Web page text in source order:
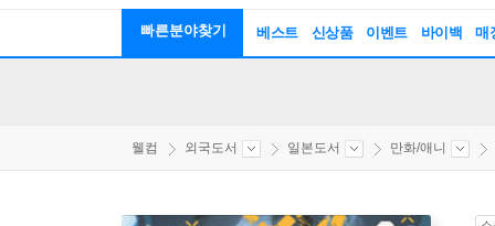
빠른분야찾기 베스트 신상품 이벤트 바이백 매
웰컴 외국도서 일본도서 만화/애니